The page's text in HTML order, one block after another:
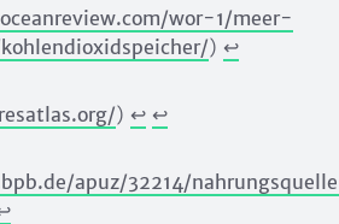
wor-1/meer-
) ↩︎
) ↩︎ ↩︎
apuz/32214/